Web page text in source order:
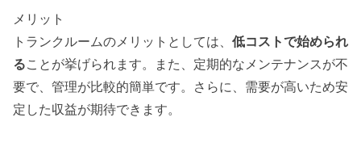
メリット
トランクルームのメリットとしては、 低コストで始められ
ることが挙げられます。また、定期的なメンテナンスが不
要で、管理が比較的簡単です。さらに、需要が高いため安
定した収益が期待できます。